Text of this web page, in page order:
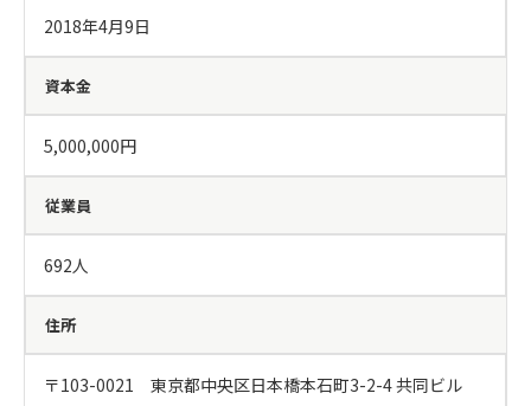
2018年4月9日
資本金
5,000,000円
従業員
692人
住所
〒103-0021　東京都中央区日本橋本石町3-2-4 共同ビル